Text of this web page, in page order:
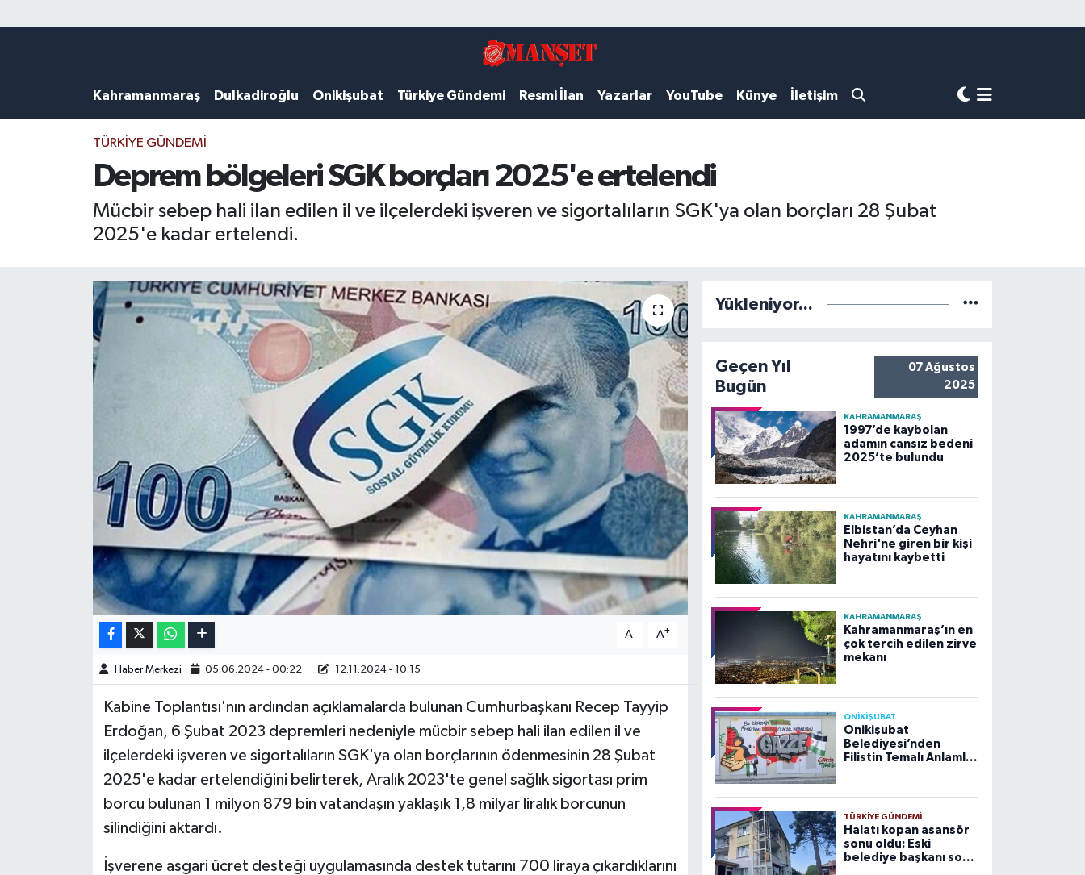
Kahramanmaraş Dulkadiroğlu Onikişubat Türkiye Gündemi Resmi İlan Yazarlar YouTube Künye İletişim
TÜRKIYE GÜNDEMI
Deprem bölgeleri SGK borçları 2025'e ertelendi
Mücbir sebep hali ilan edilen il ve ilçelerdeki işveren ve sigortalıların SGK'ya olan borçları 28 Şubat
2025'e kadar ertelendi.
A- A+
Haber Merkezi 05.06.2024 - 00:22 12.11.2024 - 10:15
Kabine Toplantısı'nın ardından açıklamalarda bulunan Cumhurbaşkanı Recep Tayyip
Erdoğan, 6 Şubat 2023 depremleri nedeniyle mücbir sebep hali ilan edilen il ve
ilçelerdeki işveren ve sigortalıların SGK'ya olan borçlarının ödenmesinin 28 Şubat
2025'e kadar ertelendiğini belirterek, Aralık 2023'te genel sağlık sigortası prim
borcu bulunan 1 milyon 879 bin vatandaşın yaklaşık 1,8 milyar liralık borcunun
silindiğini aktardı.
İşverene asgari ücret desteği uygulamasında destek tutarını 700 liraya çıkardıklarını
Yükleniyor...
Geçen Yıl
Bugün
07 Ağustos
2025
KAHRAMANMARAŞ
1997’de kaybolan
adamın cansız bedeni
2025’te bulundu
KAHRAMANMARAŞ
Elbistan’da Ceyhan
Nehri'ne giren bir kişi
hayatını kaybetti
KAHRAMANMARAŞ
Kahramanmaraş’ın en
çok tercih edilen zirve
mekanı
ONİKİŞUBAT
Onikişubat
Belediyesi’nden
Filistin Temalı Anlamlı
TÜRKIYE GÜNDEMI
Halatı kopan asansör
sonu oldu: Eski
belediye başkanı son
DULKADİROĞLU
KAHRAMANMARAŞ
ONİKİŞUBAT
ÖZEL HABER
Kahramanmaraş Hava Durumu
Kahramanmaraş Trafik Yoğunluk Haritası
Süper Lig Puan Durumu ve Fikstür
Tüm Manşetler
Haber Arşivi